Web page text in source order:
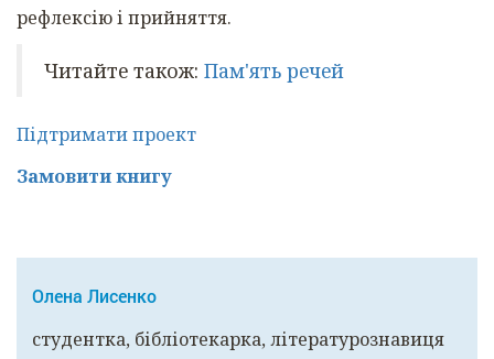
рефлексію і прийняття.
Читайте також: Пам'ять речей
Підтримати проект
Замовити книгу
Олена Лисенко
студентка, бібліотекарка, літературознавиця